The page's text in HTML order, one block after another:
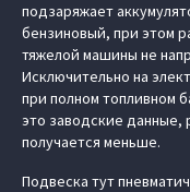
подзаряжает
бензиновый, при этом
тяжелой машины не
Исключительно на
при полном топливном
это заводские данные,
получается меньше.
Подвеска тут